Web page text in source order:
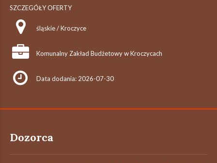
SZCZEGÓŁY OFERTY
śląskie / Kroczyce
Komunalny Zakład Budżetowy w Kroczycach
Data dodania: 2026-07-30
Dozorca